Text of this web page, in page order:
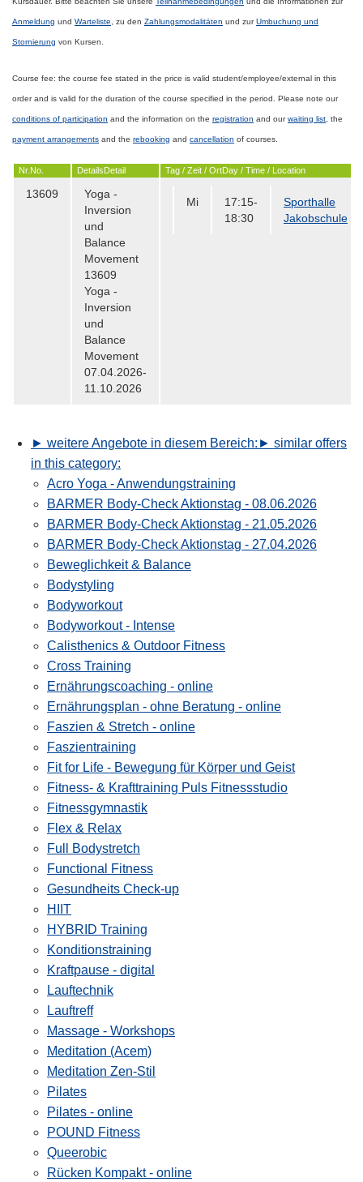
Anmeldung und Warteliste , zu den Zahlungsmodalitäten und zurUmbuchung und
Stornierung von Kursen.
Course fee: the course fee stated in the price is valid student/employee/external in this
order and is valid for the duration of the course specified in the period. Please note our
conditions of participation and the information on the registration and ourwaiting list , the
payment arrangements and the rebooking and cancellation of courses.
Nr. No. DetailsDetail Tag / Zeit / OrtDay / Time / Location
13609
Yoga -
Inversion
und
Balance
Movement
13609
Yoga -
Inversion
und
Balance
Movement
07.04.2026-
11.10.2026
Mi
17:15-
18:30
Sporthalle
Jakobschule
► weitere Angebote in diesem Bereich: ► similar offers
in this category:
Acro Yoga - Anwendungstraining
BARMER Body-Check Aktionstag - 08.06.2026
BARMER Body-Check Aktionstag - 21.05.2026
BARMER Body-Check Aktionstag - 27.04.2026
Beweglichkeit & Balance
Bodystyling
Bodyworkout
Bodyworkout - Intense
Calisthenics & Outdoor Fitness
Cross Training
Ernährungscoaching - online
Ernährungsplan - ohne Beratung - online
Faszien & Stretch - online
Faszientraining
Fit for Life - Bewegung für Körper und Geist
Fitness- & Krafttraining Puls Fitnessstudio
Fitnessgymnastik
Flex & Relax
Full Bodystretch
Functional Fitness
Gesundheits Check-up
HIIT
HYBRID Training
Konditionstraining
Kraftpause - digital
Lauftechnik
Lauftreff
Massage - Workshops
Meditation (Acem)
Meditation Zen-Stil
Pilates
Pilates - online
POUND Fitness
Queerobic
Rücken Kompakt - online